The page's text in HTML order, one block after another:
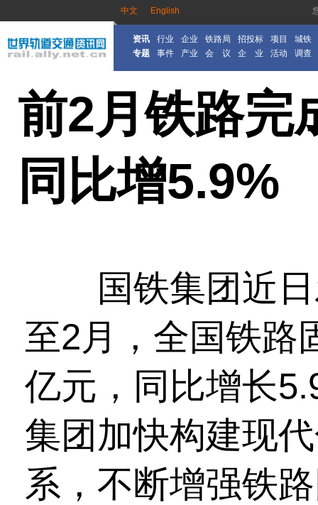
中文 English
资讯 行业 企业 铁路局 招投标 项目
城铁
专题
事件 产业 会 议 企 业 活动 调查
前2月铁路完
同比增5.9%
国铁集团近日
至2月，全国铁路
亿元，同比增长
集团加快构建现
系，不断增强铁